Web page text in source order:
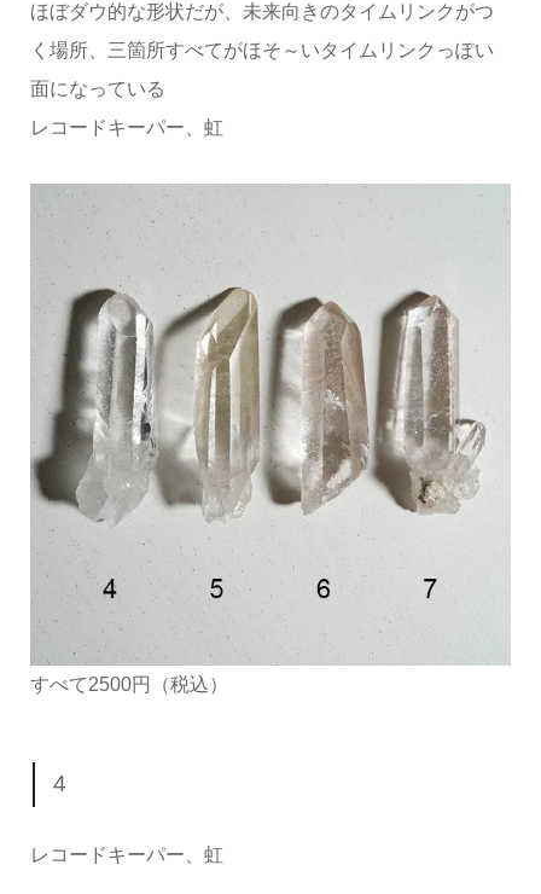
ほぼダウ的な形状だが、未来向きのタイムリンクがつ
く場所、三箇所すべてがほそ～いタイムリンクっぽい
面になっている
レコードキーパー、虹
すべて2500円（税込）
4
レコードキーパー、虹